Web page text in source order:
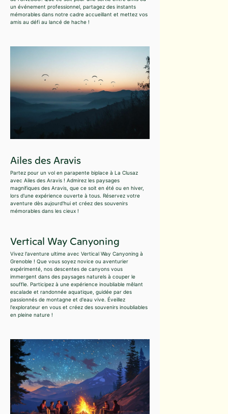
un événement professionnel, partagez des instants
mémorables dans notre cadre accueillant et mettez vos
amis au défi au lancé de hache !
Ailes des Aravis
Partez pour un vol en parapente biplace à La Clusaz
avec Ailes des Aravis ! Admirez les paysages
magnifiques des Aravis, que ce soit en été ou en hiver,
lors d'une expérience ouverte à tous. Réservez votre
aventure dès aujourd'hui et créez des souvenirs
mémorables dans les cieux !
Vertical Way Canyoning
Vivez l'aventure ultime avec Vertical Way Canyoning à
Grenoble ! Que vous soyez novice ou aventurier
expérimenté, nos descentes de canyons vous
immergent dans des paysages naturels à couper le
souffle. Participez à une expérience inoubliable mêlant
escalade et randonnée aquatique, guidée par des
passionnés de montagne et d'eau vive. Éveillez
l'explorateur en vous et créez des souvenirs inoubliables
en pleine nature !